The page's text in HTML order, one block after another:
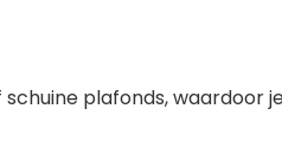
plafonds, waardoor